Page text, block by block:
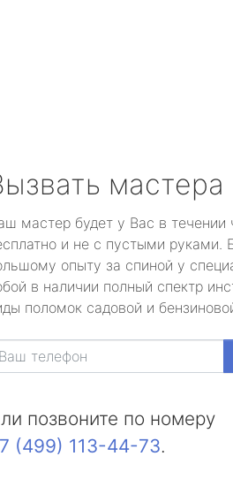
мастера
мастер будет у Вас в течении
и не с пустыми руками.
опыту за спиной у
в наличии полный спектр
поломок садовой и
позвоните по номеру
(499) 113-44-73.